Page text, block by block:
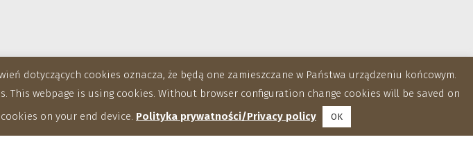
dotyczących cookies oznacza, że będą one zamieszczane w Państwa urządzeniu końcowym.
This webpage is using cookies. Without browser configuration change cookies will be saved on
on your end device. Polityka prywatności/Privacy policy OK